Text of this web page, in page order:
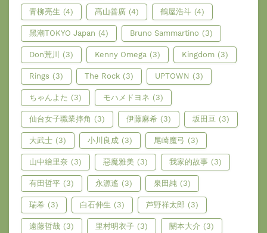
青柳亮生 (4) 髙山善廣 (4) 鶴屋浩斗 (4)
黑潮TOKYO Japan (4) Bruno Sammartino (3)
Don荒川 (3) Kenny Omega (3) Kingdom (3)
Rings (3) The Rock (3) UPTOWN (3)
ちゃんよた (3) モハメドヨネ (3)
仙台女子職業摔角 (3) 伊藤麻希 (3) 坂田亘 (3)
大武士 (3) 小川良成 (3) 尾崎魔弓 (3)
山中繪里奈 (3) 惡魔雅美 (3) 我家的故事 (3)
有田哲平 (3) 永源遙 (3) 泉田純 (3)
瑞希 (3) 白石伸生 (3) 芦野祥太郎 (3)
遠藤哲哉 (3) 里村明衣子 (3) 關本大介 (3)